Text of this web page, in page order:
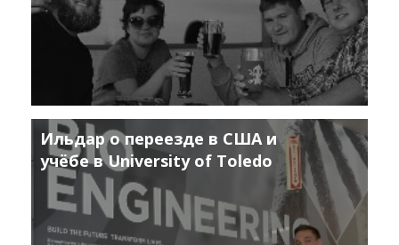
Ильдар о переезде в США и
учёбе в University of Toledo